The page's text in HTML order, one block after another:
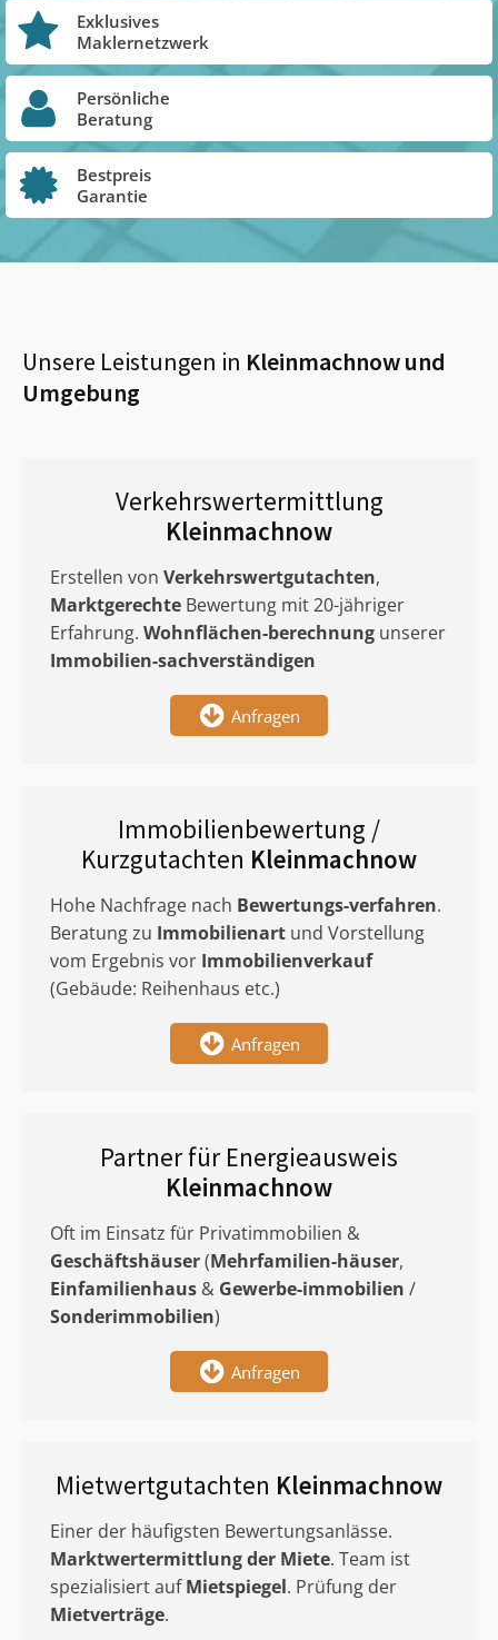
Exklusives
Maklernetzwerk
Persönliche
Beratung
Bestpreis
Garantie
Unsere Leistungen in Kleinmachnowund
Umgebung
Verkehrswertermittlung
Kleinmachnow
Erstellen von Verkehrswertgutachten,
Marktgerechte Bewertung mit 20-jähriger
Erfahrung. Wohnflächen-berechnung unserer
Immobilien-sachverständigen
Anfragen
Immobilienbewertung /
Kurzgutachten Kleinmachnow
Hohe Nachfrage nach Bewertungs-verfahren.
Beratung zu Immobilienart und Vorstellung
vom Ergebnis vor Immobilienverkauf
(Gebäude: Reihenhaus etc.)
Anfragen
Partner für Energieausweis
Kleinmachnow
Oft im Einsatz für Privatimmobilien &
Geschäftshäuser(Mehrfamilien-häuser,
Einfamilienhaus & Gewerbe-immobilien /
Sonderimmobilien)
Anfragen
Mietwertgutachten Kleinmachnow
Einer der häufigsten Bewertungsanlässe.
Marktwertermittlungder Miete. Team ist
spezialisiert aufMietspiegel. Prüfung der
Mietverträge.